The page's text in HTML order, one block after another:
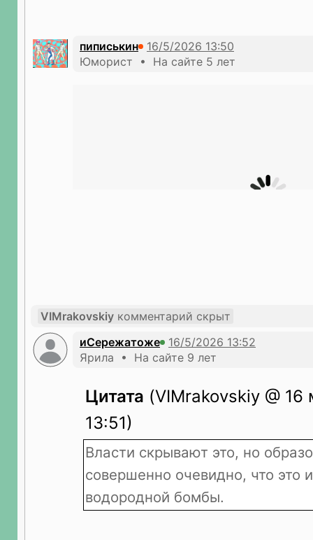
пиписькин
Юморист • На сайте 5 лет
VIMrakovskiy комментарий скрыт
иСережатоже
Ярила • На сайте 9 лет
Цитата (VIMrakovskiy @
13:51)
Власти скрывают это, но
совершенно очевидно, что это
водородной бомбы.